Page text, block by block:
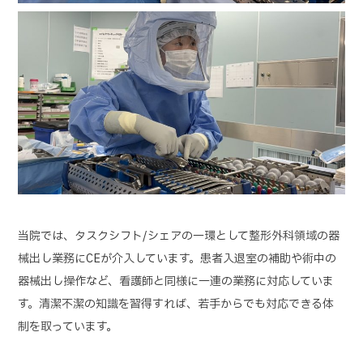
当院では、タスクシフト/シェアの一環として整形外科領域の器
械出し業務にCEが介入しています。患者入退室の補助や術中の
器械出し操作など、看護師と同様に一連の業務に対応していま
す。清潔不潔の知識を習得すれば、若手からでも対応できる体
制を取っています。